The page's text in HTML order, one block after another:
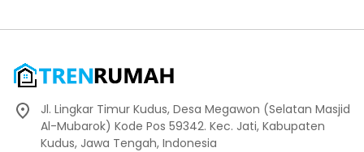
Jl. Lingkar Timur Kudus, Desa Megawon (Selatan Masjid
Al-Mubarok) Kode Pos 59342. Kec. Jati, Kabupaten
Kudus, Jawa Tengah, Indonesia